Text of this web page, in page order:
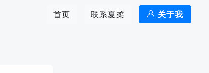
首页 联系夏柔 关于我